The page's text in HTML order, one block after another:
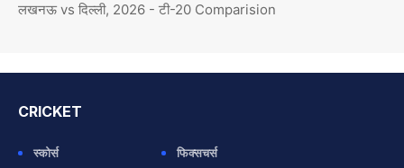
लखनऊ vs दिल्ली, 2026 - टी-20 Comparision
CRICKET
स्कोर्स
फिक्सचर्स